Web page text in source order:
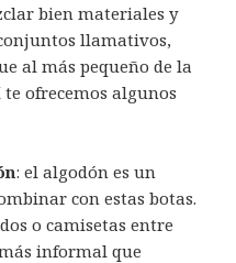
bien materiales y
llamativos,
al más pequeño de la
ofrecemos algunos
: el algodón es un
con estas botas.
o camisetas entre
informal que